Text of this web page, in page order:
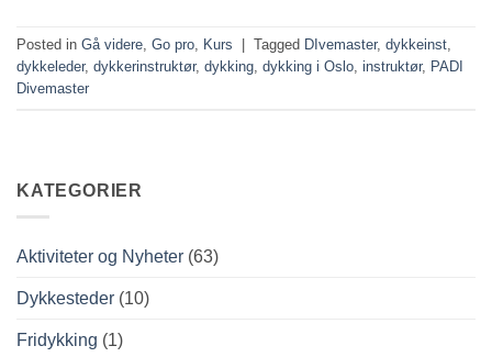
KATEGORIER
Aktiviteter og Nyheter (63)
Dykkesteder (10)
Fridykking (1)
Posted in Gå videre Go pro Kurs Tagged DIvemaster, dykkeinst
dykkeleder, dykkerinstruktør, dykking dykking i Oslo instruktør, PADI
Divemaster